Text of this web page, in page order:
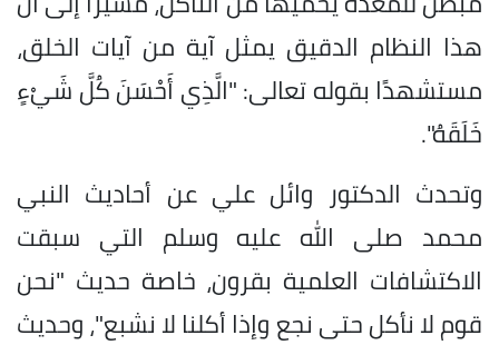
هذا النظام الدقيق يمثل آية من آيات الخلق،
مستشهدًا بقوله تعالى: "الَّذِي أَحْسَنَ كُلَّ شَيْءٍ
خَلَقَهُ".
وتحدث الدكتور وائل علي عن أحاديث النبي
محمد صلى الله عليه وسلم التي سبقت
الاكتشافات العلمية بقرون، خاصة حديث "نحن
قوم لا نأكل حتى نجع وإذا أكلنا لا نشبع"، وحديث